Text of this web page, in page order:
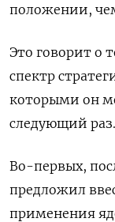
положении,
Это говорит о
спектр
которыми он
следующий раз.
Во-первых,
предложил
применения